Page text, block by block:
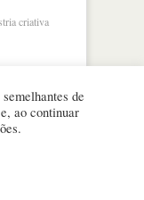
criativa
reservados.
de
e, ao continuar